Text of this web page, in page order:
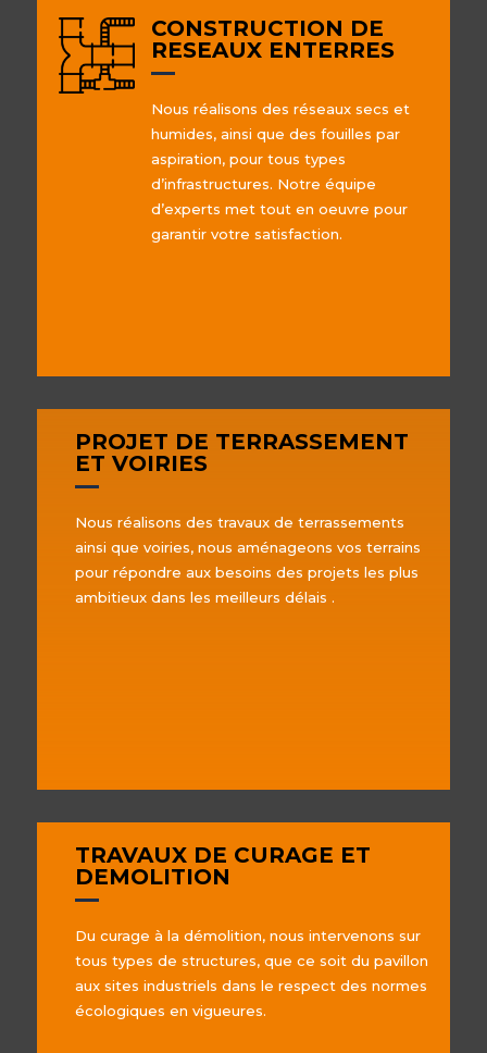
CONSTRUCTION DE
RESEAUX ENTERRES
Nous réalisons des réseaux secs et
humides, ainsi que des fouilles par
aspiration, pour tous types
d’infrastructures. Notre équipe
d’experts met tout en oeuvre pour
garantir votre satisfaction.
PROJET DE TERRASSEMENT
ET VOIRIES
Nous réalisons des travaux de terrassements
ainsi que voiries, nous aménageons vos terrains
pour répondre aux besoins des projets les plus
ambitieux dans les meilleurs délais .
TRAVAUX DE CURAGE ET
DEMOLITION
Du curage à la démolition, nous intervenons sur
tous types de structures, que ce soit du pavillon
aux sites industriels dans le respect des normes
écologiques en vigueures.